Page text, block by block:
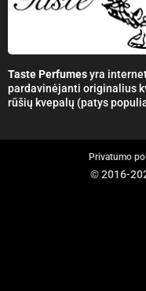
Taste Perfumesyra
pardavinėjanti originalius
rūšių kvepalų (patys
Privatumo
© 2016-